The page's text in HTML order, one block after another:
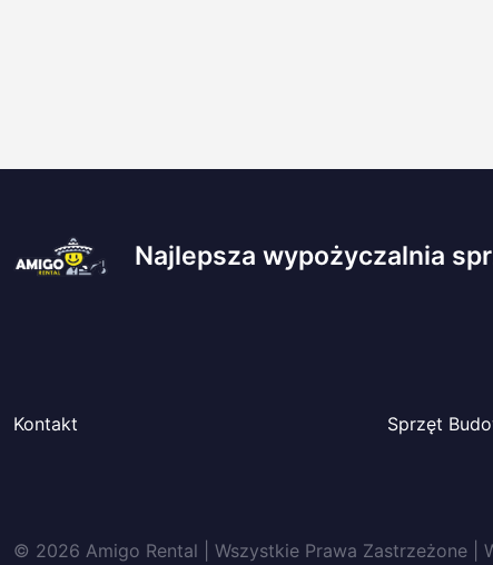
Najlepsza wypożyczalnia
Kontakt Sprzęt
© 2026 Amigo Rental | Wszystkie Prawa Zastrzeżone |